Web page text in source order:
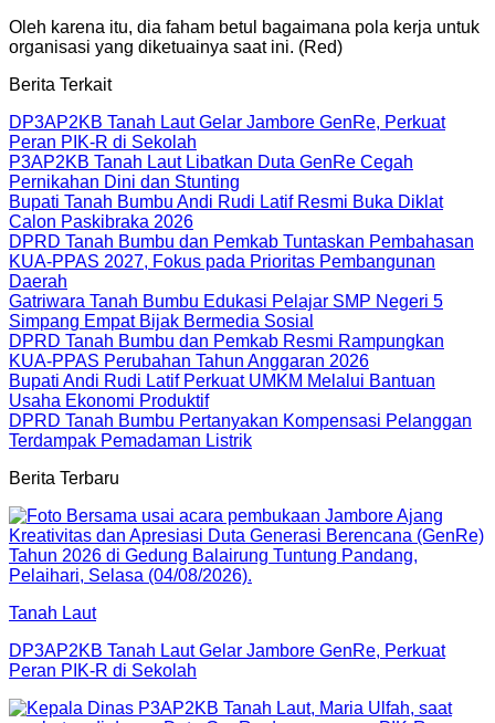
Oleh karena itu, dia faham betul bagaimana pola kerja untuk
organisasi yang diketuainya saat ini. (Red)
Berita Terkait
DP3AP2KB Tanah Laut Gelar Jambore GenRe, Perkuat
Peran PIK-R di Sekolah
P3AP2KB Tanah Laut Libatkan Duta GenRe Cegah
Pernikahan Dini dan Stunting
Bupati Tanah Bumbu Andi Rudi Latif Resmi Buka Diklat
Calon Paskibraka 2026
DPRD Tanah Bumbu dan Pemkab Tuntaskan Pembahasan
KUA-PPAS 2027, Fokus pada Prioritas Pembangunan
Daerah
Gatriwara Tanah Bumbu Edukasi Pelajar SMP Negeri 5
Simpang Empat Bijak Bermedia Sosial
DPRD Tanah Bumbu dan Pemkab Resmi Rampungkan
KUA-PPAS Perubahan Tahun Anggaran 2026
Bupati Andi Rudi Latif Perkuat UMKM Melalui Bantuan
Usaha Ekonomi Produktif
DPRD Tanah Bumbu Pertanyakan Kompensasi Pelanggan
Terdampak Pemadaman Listrik
Berita Terbaru
Tanah Laut
DP3AP2KB Tanah Laut Gelar Jambore GenRe, Perkuat
Peran PIK-R di Sekolah